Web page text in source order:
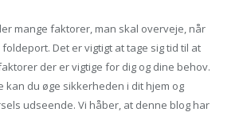
mange faktorer, man skal overveje, når
Det er vigtigt at tage sig tid til at
der er vigtige for dig og dine behov.
kan du øge sikkerheden i dit hjem og
udseende. Vi håber, at denne blog har